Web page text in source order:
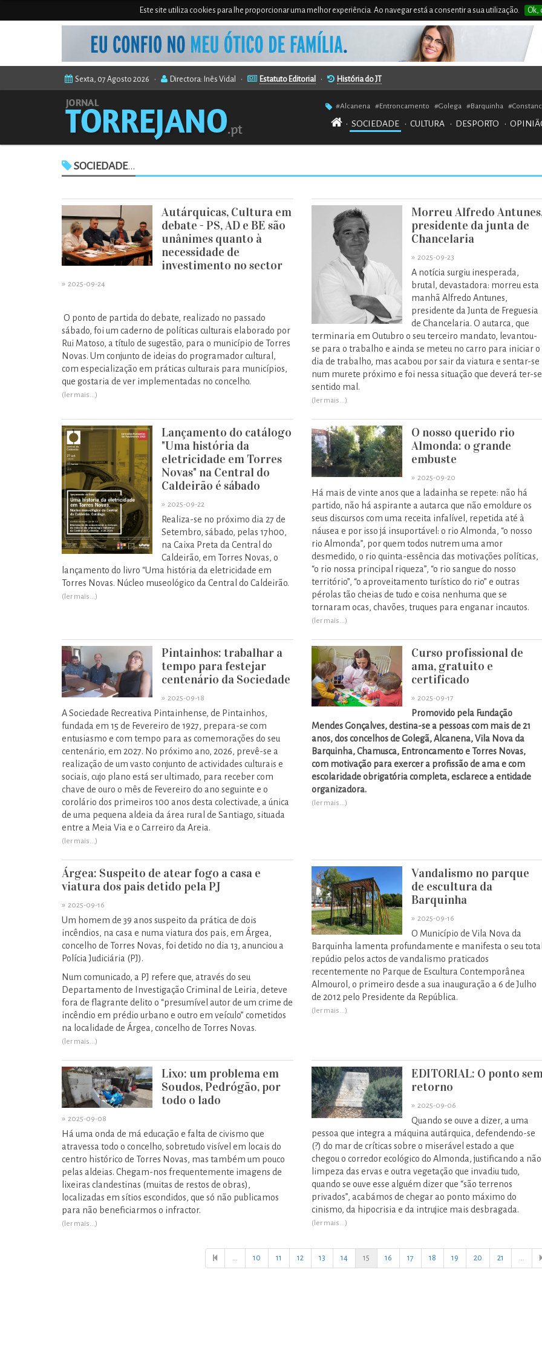
Este site utiliza cookies para lhe proporcionar uma melhor experiência. Ao navegar está a consentir a sua utilização. Ok,
Sexta, 07 Agosto 2026 • Directora: Inês Vidal • Estatuto Editorial • História do JT
#Alcanena #Entroncamento #Golega #Barquinha
• SOCIEDADE • CULTURA • DESPORTO •
SOCIEDADE...
Autárquicas, Cultura em
debate - PS, AD e BE são
unânimes quanto à
necessidade de
investimento no sector
» 2025-09-24
O ponto de partida do debate, realizado no passado
sábado, foi um caderno de políticas culturais elaborado por
Rui Matoso, a título de sugestão, para o município de Torres
Novas. Um conjunto de ideias do programador cultural,
com especialização em práticas culturais para municípios,
que gostaria de ver implementadas no concelho.
(ler mais...)
Morreu Alfredo
presidente da junta de
Chancelaria
» 2025-09-23
A notícia surgiu inesperada,
brutal, devastadora: morreu esta
manhã Alfredo Antunes,
presidente da Junta de Freguesia
de Chancelaria. O autarca, que
terminaria em Outubro o seu terceiro mandato, levantou-
se para o trabalho e ainda se meteu no carro para iniciar o
dia de trabalho, mas acabou por sair da viatura e sentar-se
num murete próximo e foi nessa situação que deverá ter-se
sentido mal.
(ler mais...)
Lançamento do catálogo
"Uma história da
eletricidade em Torres
Novas" na Central do
Caldeirão é sábado
» 2025-09-22
Realiza-se no próximo dia 27 de
Setembro, sábado, pelas 17h00,
na Caixa Preta da Central do
Caldeirão, em Torres Novas, o
lançamento do livro “Uma história da eletricidade em
Torres Novas. Núcleo museológico da Central do Caldeirão.
(ler mais...)
O nosso querido rio
Almonda: o grande
embuste
» 2025-09-20
Há mais de vinte anos que a ladainha se repete: não há
partido, não há aspirante a autarca que não emoldure os
seus discursos com uma receita infalível, repetida até à
náusea e por isso já insuportável: o rio Almonda, “o nosso
rio Almonda”, por quem todos nutrem uma amor
desmedido, o rio quinta-essência das motivações políticas,
“o rio nossa principal riqueza”, “o rio sangue do nosso
território”, “o aproveitamento turístico do rio” e outras
pérolas tão cheias de tudo e coisa nenhuma que se
tornaram ocas, chavões, truques para enganar incautos.
(ler mais...)
Pintainhos: trabalhar a
tempo para festejar
centenário da Sociedade
» 2025-09-18
A Sociedade Recreativa Pintainhense, de Pintainhos,
fundada em 15 de Fevereiro de 1927, prepara-se com
entusiasmo e com tempo para as comemorações do seu
centenário, em 2027. No próximo ano, 2026, prevê-se a
realização de um vasto conjunto de actividades culturais e
sociais, cujo plano está ser ultimado, para receber com
chave de ouro o mês de Fevereiro do ano seguinte e o
corolário dos primeiros 100 anos desta colectivade, a única
de uma pequena aldeia da área rural de Santiago, situada
entre a Meia Via e o Carreiro da Areia.
(ler mais...)
Curso profissional de
ama, gratuito e
certificado
» 2025-09-17
Promovido pela Fundação
Mendes Gonçalves, destina-se a pessoas com mais de 21
anos, dos concelhos de Golegã, Alcanena, Vila Nova da
Barquinha, Chamusca, Entroncamento e Torres Novas,
com motivação para exercer a profissão de ama e com
escolaridade obrigatória completa, esclarece a entidade
organizadora.
(ler mais...)
Árgea: Suspeito de atear fogo a casa e
viatura dos pais detido pela PJ
» 2025-09-16
Um homem de 39 anos suspeito da prática de dois
incêndios, na casa e numa viatura dos pais, em Árgea,
concelho de Torres Novas, foi detido no dia 13, anunciou a
Polícia Judiciária (PJ).
Num comunicado, a PJ refere que, através do seu
Departamento de Investigação Criminal de Leiria, deteve
fora de flagrante delito o “presumível autor de um crime de
incêndio em prédio urbano e outro em veículo” cometidos
na localidade de Árgea, concelho de Torres Novas.
(ler mais...)
Vandalismo no parque
de escultura da
Barquinha
» 2025-09-16
O Município de Vila Nova da
Barquinha lamenta profundamente e manifesta o seu
repúdio pelos actos de vandalismo praticados
recentemente no Parque de Escultura Contemporânea
Almourol, o primeiro desde a sua inauguração a 6 de Julho
de 2012 pelo Presidente da República.
(ler mais...)
Lixo: um problema em
Soudos, Pedrógão, por
todo o lado
» 2025-09-08
Há uma onda de má educação e falta de civismo que
atravessa todo o concelho, sobretudo visível em locais do
centro histórico de Torres Novas, mas também um pouco
pelas aldeias. Chegam-nos frequentemente imagens de
lixeiras clandestinas (muitas de restos de obras),
localizadas em sítios escondidos, que só não publicamos
para não beneficiarmos o infractor.
(ler mais...)
EDITORIAL: O ponto
retorno
» 2025-09-06
Quando se ouve a dizer, a uma
pessoa que integra a máquina autárquica, defendendo-se
(?) do mar de críticas sobre o miserável estado a que
chegou o corredor ecológico do Almonda, justificando a não
limpeza das ervas e outra vegetação que invadiu tudo,
quando se ouve esse alguém dizer que “são terrenos
privados”, acabámos de chegar ao ponto máximo do
cinismo, da hipocrisia e da intrujice mais desbragada.
(ler mais...)
... 10 11 12 13 14 15 16 17 18 19 20 21 ...